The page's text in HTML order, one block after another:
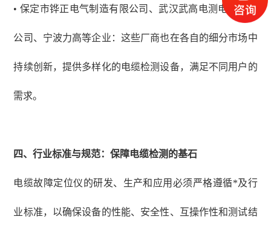
• 保定市铧正电气制造有限公司、武汉武高电测电气有限
公司、宁波力高等企业：这些厂商也在各自的细分市场中
持续创新，提供多样化的电缆检测设备，满足不同用户的
需求。
四、行业标准与规范：保障电缆检测的基石
电缆故障定位仪的研发、生产和应用必须严格遵循*及行
业标准，以确保设备的性能、安全性、互操作性和测试结